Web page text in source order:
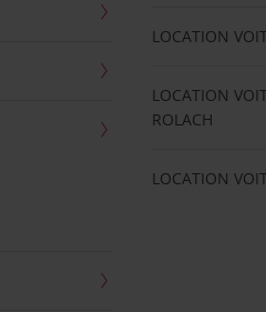
LOCATION
LOCATION
ROLACH
LOCATION